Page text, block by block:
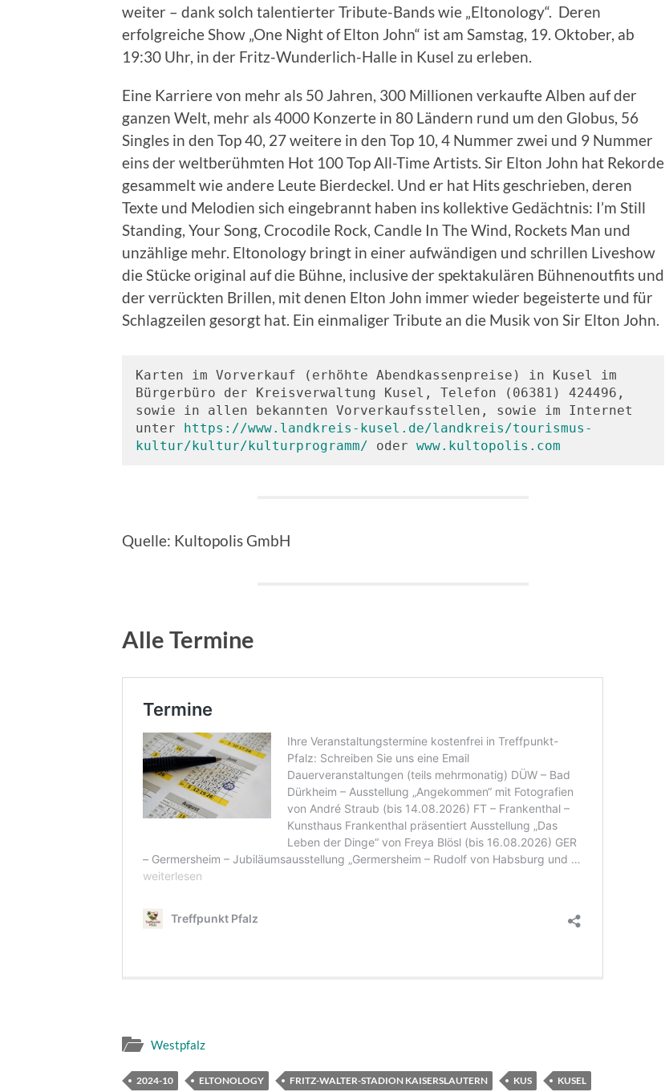
weiter – dank solch talentierter Tribute-Bands wie „Eltonology“. Deren
erfolgreiche Show „One Night of Elton John“ ist am Samstag, 19. Oktober, ab
19:30 Uhr, in der Fritz-Wunderlich-Halle in Kusel zu erleben.
Eine Karriere von mehr als 50 Jahren, 300 Millionen verkaufte Alben auf der
ganzen Welt, mehr als 4000 Konzerte in 80 Ländern rund um den Globus, 56
Singles in den Top 40, 27 weitere in den Top 10, 4 Nummer zwei und 9 Nummer
eins der weltberühmten Hot 100 Top All-Time Artists. Sir Elton John hat Rekorde
gesammelt wie andere Leute Bierdeckel. Und er hat Hits geschrieben, deren
Texte und Melodien sich eingebrannt haben ins kollektive Gedächtnis: I’m Still
Standing, Your Song, Crocodile Rock, Candle In The Wind, Rockets Man und
unzählige mehr. Eltonology bringt in einer aufwändigen und schrillen Liveshow
die Stücke original auf die Bühne, inclusive der spektakulären Bühnenoutfits und
der verrückten Brillen, mit denen Elton John immer wieder begeisterte und für
Schlagzeilen gesorgt hat. Ein einmaliger Tribute an die Musik von Sir Elton John.
Karten im Vorverkauf (erhöhte Abendkassenpreise) in Kusel im
Bürgerbüro der Kreisverwaltung Kusel, Telefon (06381) 424496,
sowie in allen bekannten Vorverkaufsstellen, sowie im Internet
unter https://www.landkreis-kusel.de/landkreis/tourismus-
kultur/kultur/kulturprogramm/ oder www.kultopolis.com
Quelle: Kultopolis GmbH
Alle Termine
Westpfalz
2024-10 ELTONOLOGY FRITZ-WALTER-STADION KAISERSLAUTERN KUS KUSEL